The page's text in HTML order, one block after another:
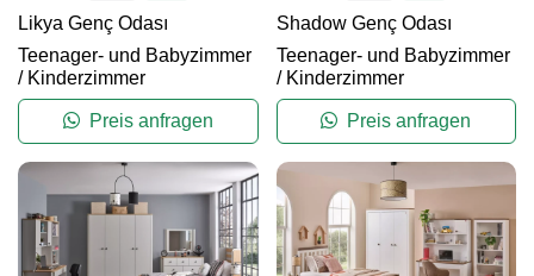
Likya Genç Odası
Teenager- und Babyzimmer
/ Kinderzimmer
Preis anfragen
Shadow Genç Odası
Teenager- und Babyzimmer
/ Kinderzimmer
Preis anfragen